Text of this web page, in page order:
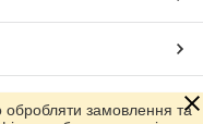
замовлення та